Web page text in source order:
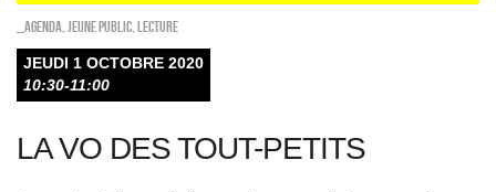
_Agenda Jeune public Lecture
JEUDI 1 OCTOBRE 2020
10:30-11:00
LA VO DES TOUT-PETITS